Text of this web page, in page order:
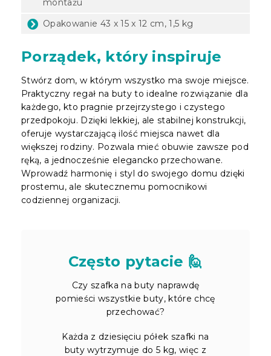
montażu
Opakowanie 43 x 15 x 12 cm, 1,5 kg
Porządek, który inspiruje
Stwórz dom, w którym wszystko ma swoje miejsce.
Praktyczny regał na buty to idealne rozwiązanie dla
każdego, kto pragnie przejrzystego i czystego
przedpokoju. Dzięki lekkiej, ale stabilnej konstrukcji,
oferuje wystarczającą ilość miejsca nawet dla
większej rodziny. Pozwala mieć obuwie zawsze pod
ręką, a jednocześnie elegancko przechowane.
Wprowadź harmonię i styl do swojego domu dzięki
prostemu, ale skutecznemu pomocnikowi
codziennej organizacji.
Często pytacie 🙋
Czy szafka na buty naprawdę
pomieści wszystkie buty, które chcę
przechować?
Każda z dziesięciu półek szafki na
buty wytrzymuje do 5 kg, więc z